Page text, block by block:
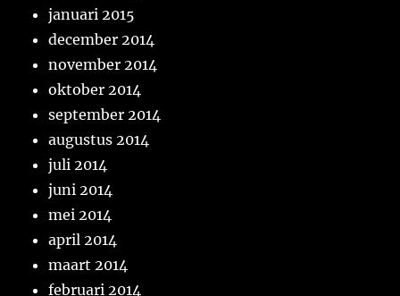
januari 2015
december 2014
november 2014
oktober 2014
september 2014
augustus 2014
juli 2014
juni 2014
mei 2014
april 2014
maart 2014
februari 2014